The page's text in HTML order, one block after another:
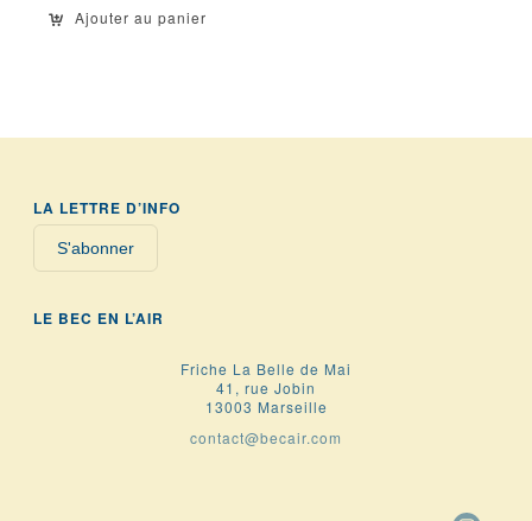
Ajouter au panier
LA LETTRE D’INFO
S'abonner
LE BEC EN L’AIR
Friche La Belle de Mai
41, rue Jobin
13003 Marseille
contact@becair.com